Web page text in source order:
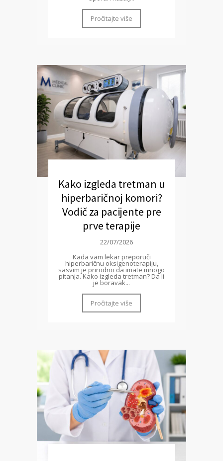
Pročitajte više
Kako izgleda tretman u
hiperbaričnoj komori?
Vodič za pacijente pre
prve terapije
22/07/2026
Kada vam lekar preporuči
hiperbaričnu oksigenoterapiju,
sasvim je prirodno da imate mnogo
pitanja. Kako izgleda tretman? Da li
je boravak...
Pročitajte više